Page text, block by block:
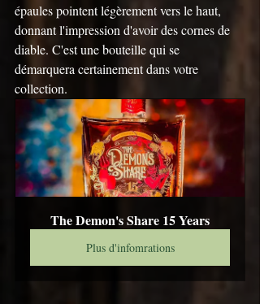
épaules pointent légèrement vers le haut,
donnant l'impression d'avoir des cornes de
diable. C'est une bouteille qui se
démarquera certainement dans votre
collection.
The Demon's Share 15 Years
Plus d'infomrations